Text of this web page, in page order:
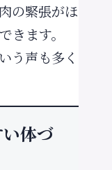
の緊張がほ
きます。
う声も多く
体づ